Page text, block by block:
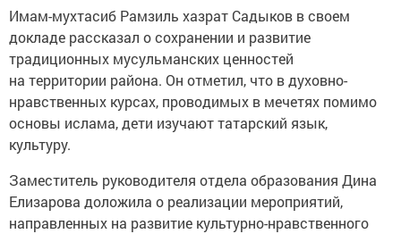
Имам-мухтасиб Рамзиль хазрат Садыков в своем
докладе рассказал о сохранении и развитие
традиционных мусульманских ценностей
на территории района. Он отметил, что в духовно-
нравственных курсах, проводимых в мечетях помимо
основы ислама, дети изучают татарский язык,
культуру.
Заместитель руководителя отдела образования Дина
Елизарова доложила о реализации мероприятий,
направленных на развитие культурно-нравственного